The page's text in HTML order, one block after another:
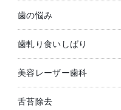
歯の悩み
歯軋り食いしばり
美容レーザー歯科
舌苔除去